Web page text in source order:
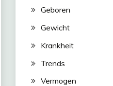
Geboren
Gewicht
Krankheit
Trends
Vermogen